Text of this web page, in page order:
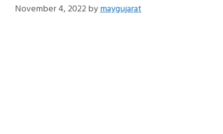
November 4, 2022bymaygujarat